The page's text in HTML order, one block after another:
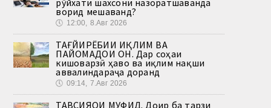
ворид мешаванд?
🕔 12:00, 8.Авг 2026
ТАҒЙИРЁБИИ ИҚЛИМ ВА
ПАЙОМАДҲОИ ОН. Дар соҳаи
кишоварзӣ ҳаво ва иқлим нақши
аввалиндараҷа доранд
🕔 09:14, 7.Авг 2026
ТАВСИЯҲОИ МУФИД. Доир ба тарзи